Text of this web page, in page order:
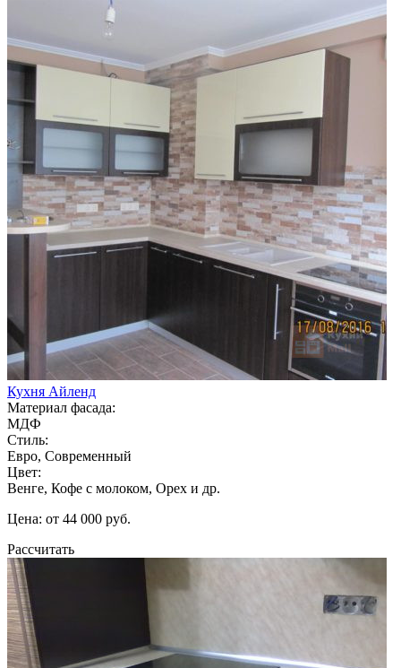
Кухня Айленд
Материал фасада:
МДФ
Стиль:
Евро, Современный
Цвет:
Венге, Кофе с молоком, Орех и др.
Цена: от 44 000 руб.
Рассчитать